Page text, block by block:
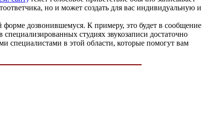
но и может создать для вас индивидуальную и
дозвонившемуся. К примеру, это будет в сообщение
студиях звукозаписи достаточно
специалистами в этой области, которые помогут вам